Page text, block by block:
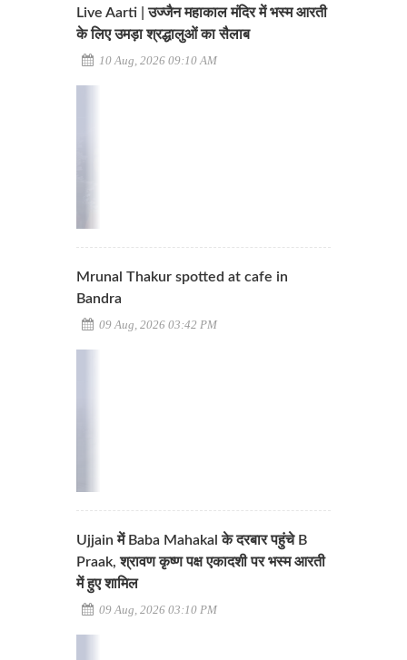
Live Aarti | उज्जैन महाकाल मंदिर में भस्म आरती
के लिए उमड़ा श्रद्धालुओं का सैलाब
10 Aug, 2026 09:10 AM
Mrunal Thakur spotted at cafe in
Bandra
09 Aug, 2026 03:42 PM
Ujjain में Baba Mahakal के दरबार पहुंचे B
Praak, श्रावण कृष्ण पक्ष एकादशी पर भस्म आरती
में हुए शामिल
09 Aug, 2026 03:10 PM